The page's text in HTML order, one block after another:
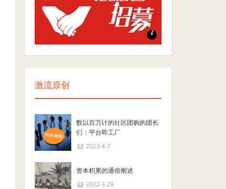
志愿者招募
激流原创
数以百万计的社区团购的团长
们：平台即工厂
2023-4-7
资本积累的通俗阐述
2022-3-28